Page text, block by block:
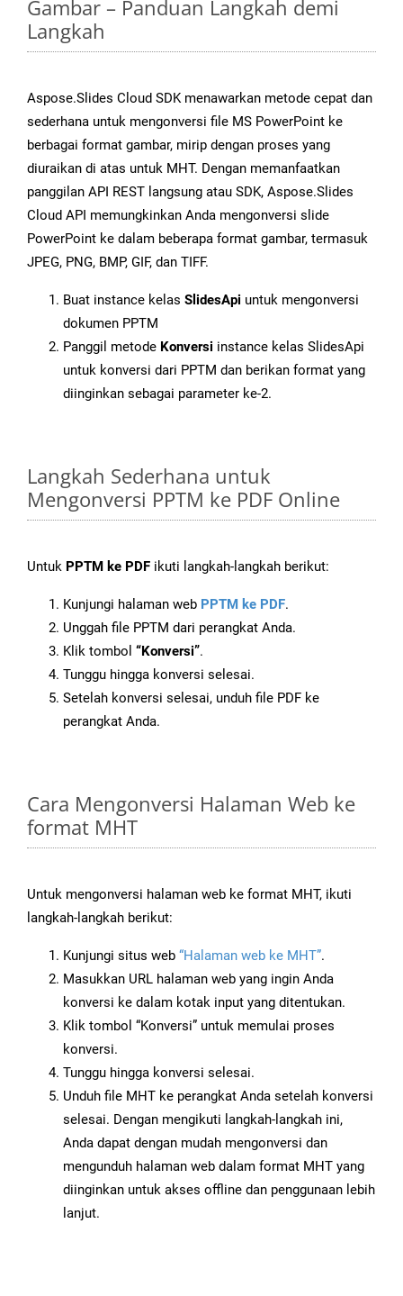
Gambar – Panduan Langkah demi
Langkah
Aspose.Slides Cloud SDK menawarkan metode cepat dan
sederhana untuk mengonversi file MS PowerPoint ke
berbagai format gambar, mirip dengan proses yang
diuraikan di atas untuk MHT. Dengan memanfaatkan
panggilan API REST langsung atau SDK, Aspose.Slides
Cloud API memungkinkan Anda mengonversi slide
PowerPoint ke dalam beberapa format gambar, termasuk
JPEG, PNG, BMP, GIF, dan TIFF.
Buat instance kelas SlidesApi untuk mengonversi
dokumen PPTM
Panggil metode Konversi instance kelas SlidesApi
untuk konversi dari PPTM dan berikan format yang
diinginkan sebagai parameter ke-2.
Langkah Sederhana untuk
Mengonversi PPTM ke PDF Online
Untuk PPTM ke PDF ikuti langkah-langkah berikut:
Kunjungi halaman web PPTM ke PDF.
Unggah file PPTM dari perangkat Anda.
Klik tombol “Konversi”.
Tunggu hingga konversi selesai.
Setelah konversi selesai, unduh file PDF ke
perangkat Anda.
Cara Mengonversi Halaman Web ke
format MHT
Untuk mengonversi halaman web ke format MHT, ikuti
langkah-langkah berikut:
Kunjungi situs web “Halaman web ke MHT”.
Masukkan URL halaman web yang ingin Anda
konversi ke dalam kotak input yang ditentukan.
Klik tombol “Konversi” untuk memulai proses
konversi.
Tunggu hingga konversi selesai.
Unduh file MHT ke perangkat Anda setelah konversi
selesai. Dengan mengikuti langkah-langkah ini,
Anda dapat dengan mudah mengonversi dan
mengunduh halaman web dalam format MHT yang
diinginkan untuk akses offline dan penggunaan lebih
lanjut.